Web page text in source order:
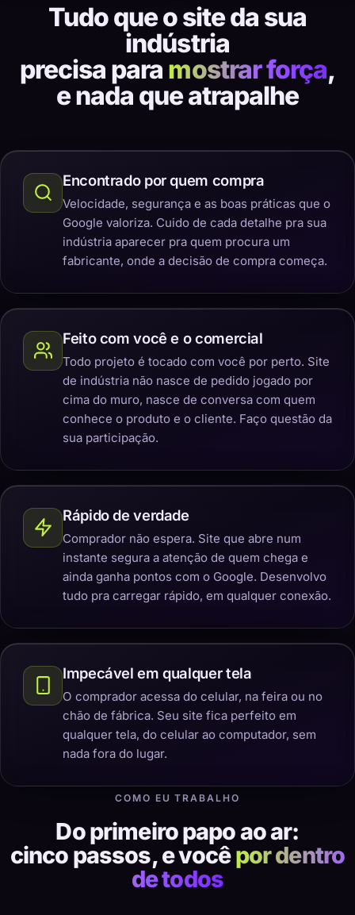
Tudo que o site da sua
indústria
precisa para mostrar força,
e nada que atrapalhe
Encontrado por quem compra
Velocidade, segurança e as boas práticas que o
Google valoriza. Cuido de cada detalhe pra sua
indústria aparecer pra quem procura um
fabricante, onde a decisão de compra começa.
Feito com você e o comercial
Todo projeto é tocado com você por perto. Site
de indústria não nasce de pedido jogado por
cima do muro, nasce de conversa com quem
conhece o produto e o cliente. Faço questão da
sua participação.
Rápido de verdade
Comprador não espera. Site que abre num
instante segura a atenção de quem chega e
ainda ganha pontos com o Google. Desenvolvo
tudo pra carregar rápido, em qualquer conexão.
Impecável em qualquer tela
O comprador acessa do celular, na feira ou no
chão de fábrica. Seu site fica perfeito em
qualquer tela, do celular ao computador, sem
nada fora do lugar.
COMO EU TRABALHO
Do primeiro papo ao ar:
cinco passos, e vocêpor dentro
de todos